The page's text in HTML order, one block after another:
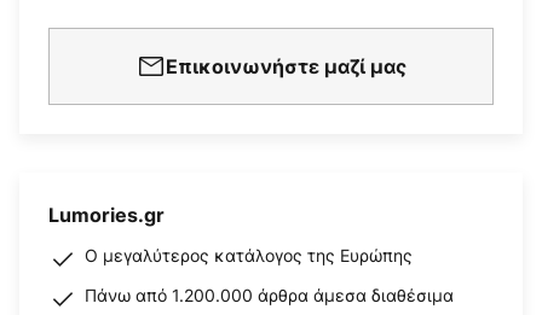
Επικοινωνήστε μαζί μας
Lumories.gr
Ο μεγαλύτερος κατάλογος της Ευρώπης
Πάνω από 1.200.000 άρθρα άμεσα διαθέσιμα